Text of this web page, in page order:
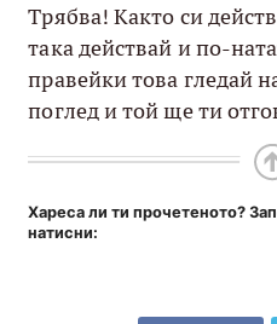
Трябва! Както си
така действай и по-
правейки това гледай
поглед и той ще ти
Хареса ли ти прочетеното?
натисни: